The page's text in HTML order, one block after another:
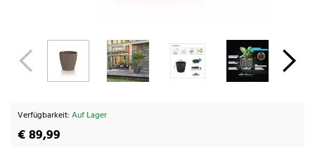
Verfügbarkeit: Auf Lager
€ 89,99